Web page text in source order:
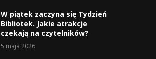
W piątek zaczyna się Tydzień
Bibliotek. Jakie atrakcje
czekają na czytelników?
5 maja 2026